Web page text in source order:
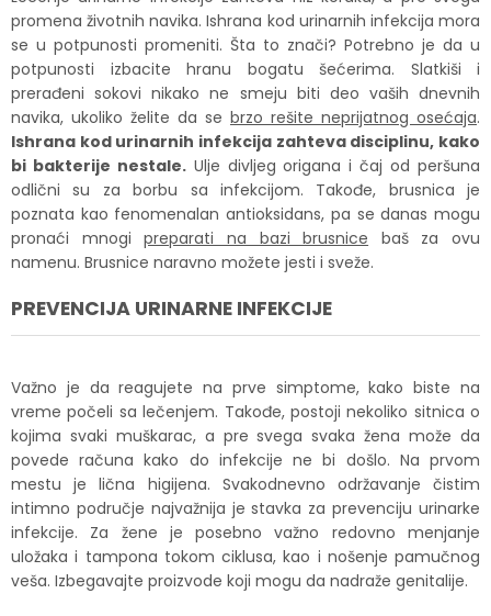
promena životnih navika. Ishrana kod urinarnih infekcija mora
se u potpunosti promeniti. Šta to znači? Potrebno je da u
potpunosti izbacite hranu bogatu šećerima. Slatkiši i
prerađeni sokovi nikako ne smeju biti deo vaših dnevnih
navika, ukoliko želite da se brzo rešite neprijatnog osećaja.
Ishrana kod urinarnih infekcija zahteva disciplinu, kako
bi bakterije nestale.Ulje divljeg origana i čaj od peršuna
odlični su za borbu sa infekcijom. Takođe, brusnica je
poznata kao fenomenalan antioksidans, pa se danas mogu
pronaći mnogipreparati na bazi brusnice baš za ovu
namenu. Brusnice naravno možete jesti i sveže.
PREVENCIJA URINARNE INFEKCIJE
Važno je da reagujete na prve simptome, kako biste na
vreme počeli sa lečenjem. Takođe, postoji nekoliko sitnica o
kojima svaki muškarac, a pre svega svaka žena može da
povede računa kako do infekcije ne bi došlo. Na prvom
mestu je lična higijena. Svakodnevno održavanje čistim
intimno područje najvažnija je stavka za prevenciju urinarke
infekcije. Za žene je posebno važno redovno menjanje
uložaka i tampona tokom ciklusa, kao i nošenje pamučnog
veša. Izbegavajte proizvode koji mogu da nadraže genitalije.